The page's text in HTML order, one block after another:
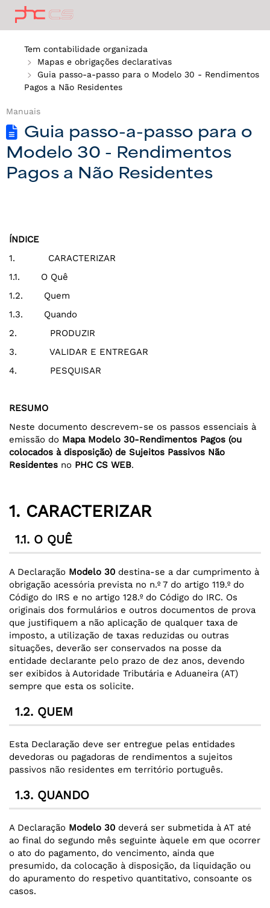
Tem contabilidade organizada
Mapas e obrigações declarativas
Guia passo-a-passo para o Modelo 30 - Rendimentos
Pagos a Não Residentes
Manuais
Guia passo-a-passo para o
Modelo 30 - Rendimentos
Pagos a Não Residentes
ÍNDICE
1. CARACTERIZAR
1.1. O Quê
1.2. Quem
1.3. Quando
2. PRODUZIR
3. VALIDAR E ENTREGAR
4. PESQUISAR
RESUMO
Neste documento descrevem-se os passos essenciais à
emissão do Mapa Modelo 30-Rendimentos Pagos (ou
colocados à disposição) de Sujeitos Passivos Não
Residentes no PHC CS WEB.
1. CARACTERIZAR
1.1. O QUÊ
A Declaração Modelo 30 destina-se a dar cumprimento à
obrigação acessória prevista no n.º 7 do artigo 119.º do
Código do IRS e no artigo 128.º do Código do IRC. Os
originais dos formulários e outros documentos de prova
que justifiquem a não aplicação de qualquer taxa de
imposto, a utilização de taxas reduzidas ou outras
situações, deverão ser conservados na posse da
entidade declarante pelo prazo de dez anos, devendo
ser exibidos à Autoridade Tributária e Aduaneira (AT)
sempre que esta os solicite.
1.2. QUEM
Esta Declaração deve ser entregue pelas entidades
devedoras ou pagadoras de rendimentos a sujeitos
passivos não residentes em território português.
1.3. QUANDO
A Declaração Modelo 30 deverá ser submetida à AT até
ao final do segundo mês seguinte àquele em que ocorrer
o ato do pagamento, do vencimento, ainda que
presumido, da colocação à disposição, da liquidação ou
do apuramento do respetivo quantitativo, consoante os
casos.